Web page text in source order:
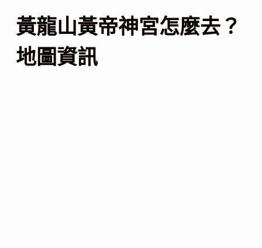
黃龍山黃帝神宮怎麼去？
地圖資訊